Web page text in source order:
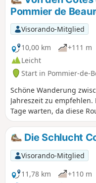
Pommier de
Visorando-Mitglied
10,00 km
+111 m
Leicht
Start in Pommier-de-
Schöne Wanderung
Jahreszeit zu
Tage warten, da diese
durchquert. Obwohl sie
und Beaurepaire
des Suzon das sehr
Zivilisation in der Natur
8,2 km, siehe praktische
(SES), DIE MEINE
Die Schlucht
Visorando-Mitglied
11,78 km
+110 m